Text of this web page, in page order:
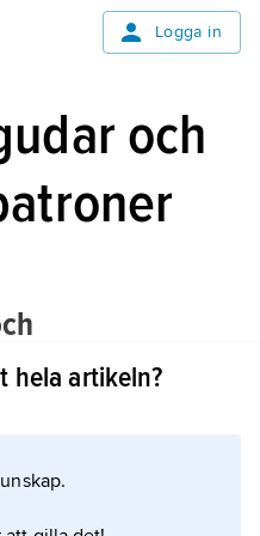
Logga in
och
de särskilda
hjälp.
hämnd och
hela artikeln?